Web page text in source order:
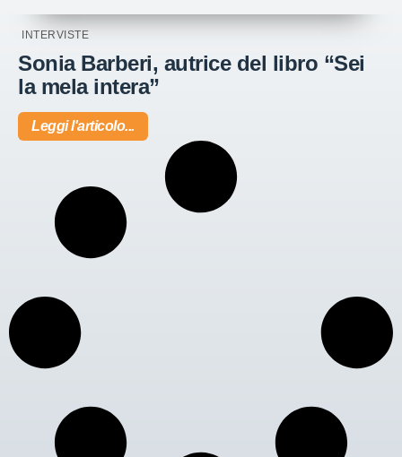
INTERVISTE
Sonia Barberi, autrice del libro “Sei
la mela intera”
Leggi l'articolo...